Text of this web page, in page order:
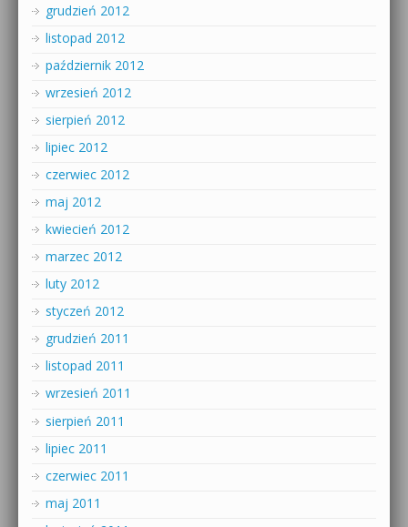
grudzień 2012
listopad 2012
październik 2012
wrzesień 2012
sierpień 2012
lipiec 2012
czerwiec 2012
maj 2012
kwiecień 2012
marzec 2012
luty 2012
styczeń 2012
grudzień 2011
listopad 2011
wrzesień 2011
sierpień 2011
lipiec 2011
czerwiec 2011
maj 2011